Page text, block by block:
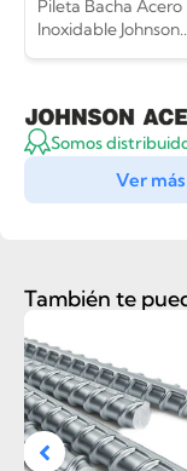
Somos
Ver
Pileta Bacha Acero
Inoxidable
También te